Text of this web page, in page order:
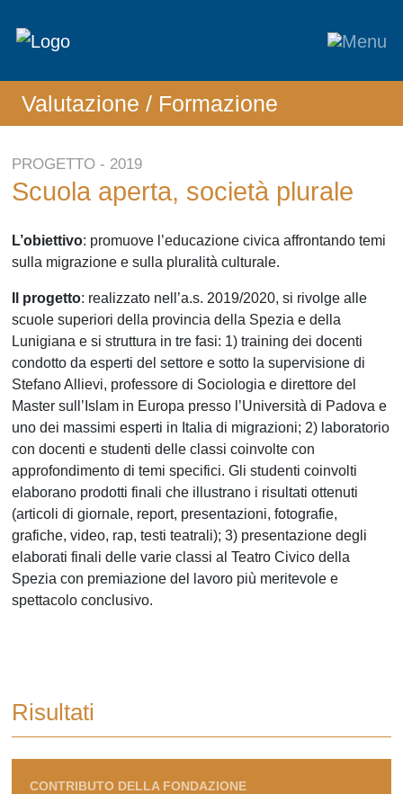
Valutazione / Formazione
PROGETTO - 2019
Scuola aperta, società plurale
L’obiettivo: promuove l’educazione civica affrontando temi
sulla migrazione e sulla pluralità culturale.
Il progetto: realizzato nell’a.s. 2019/2020, si rivolge alle
scuole superiori della provincia della Spezia e della
Lunigiana e si struttura in tre fasi: 1) training dei docenti
condotto da esperti del settore e sotto la supervisione di
Stefano Allievi, professore di Sociologia e direttore del
Master sull’Islam in Europa presso l’Università di Padova e
uno dei massimi esperti in Italia di migrazioni; 2) laboratorio
con docenti e studenti delle classi coinvolte con
approfondimento di temi specifici. Gli studenti coinvolti
elaborano prodotti finali che illustrano i risultati ottenuti
(articoli di giornale, report, presentazioni, fotografie,
grafiche, video, rap, testi teatrali); 3) presentazione degli
elaborati finali delle varie classi al Teatro Civico della
Spezia con premiazione del lavoro più meritevole e
spettacolo conclusivo.
Risultati
CONTRIBUTO DELLA FONDAZIONE